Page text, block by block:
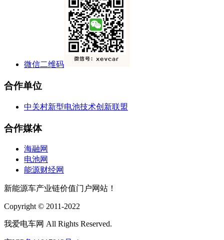
微信二维码
合作单位
中关村新型电池技术创新联盟
合作媒体
海融网
电池网
能源财经网
新能源车产业链价值门户网站！
Copyright © 2011-2022
我爱电车网 All Rights Reserved.